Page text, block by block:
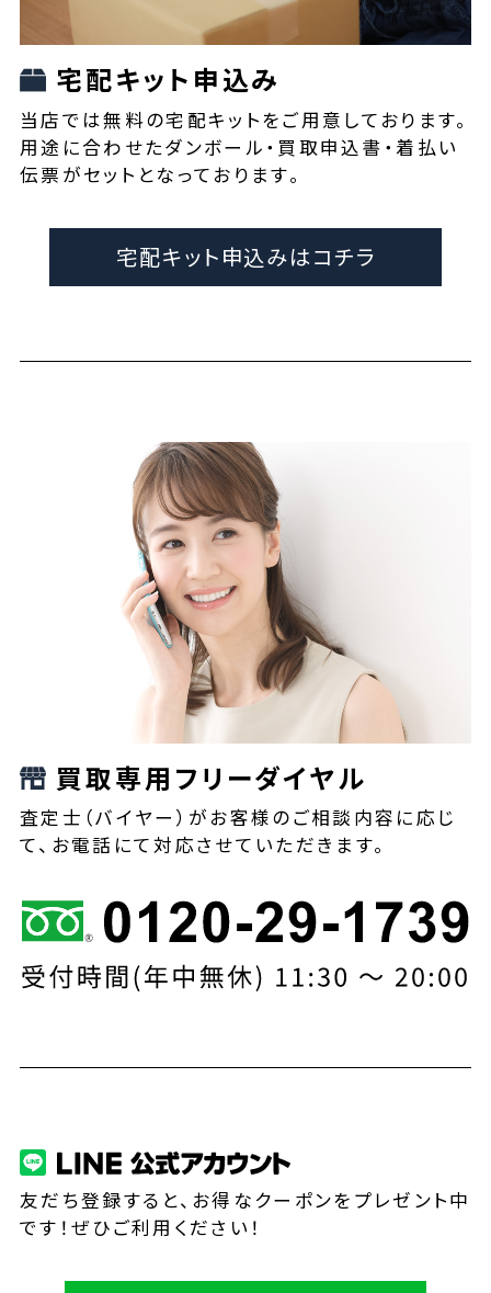
宅配キット申込み
当店では無料の宅配キットをご用意しております。
用途に合わせたダンボール・買取申込書・着払い
伝票がセットとなっております。
宅配キット申込みはコチラ
買取専用フリーダイヤル
査定士（バイヤー）がお客様のご相談内容に応じ
て、お電話にて対応させていただきます。
友だち登録すると、お得なクーポンをプレゼント中
です！ぜひご利用ください！